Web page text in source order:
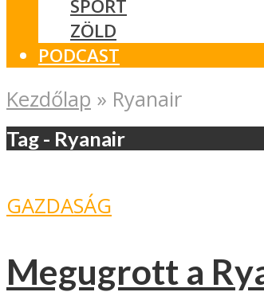
SPORT
ZÖLD
PODCAST
Kezdőlap » Ryanair
Tag - Ryanair
GAZDASÁG
Megugrott a